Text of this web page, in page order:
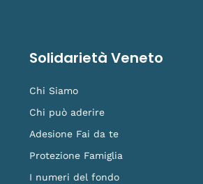
Solidarietà Veneto
Chi Siamo
Chi può aderire
Adesione Fai da te
Protezione Famiglia
I numeri del fondo